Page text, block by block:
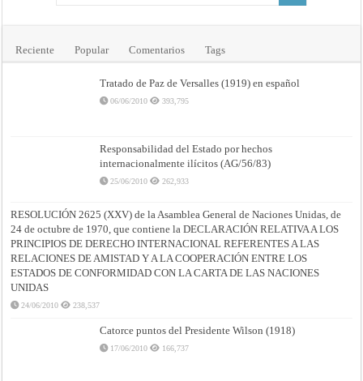
Reciente Popular Comentarios Tags
Tratado de Paz de Versalles (1919) en español
06/06/2010 393,795
Responsabilidad del Estado por hechos
internacionalmente ilícitos (AG/56/83)
25/06/2010 262,933
RESOLUCIÓN 2625 (XXV) de la Asamblea General de Naciones Unidas, de
24 de octubre de 1970, que contiene la DECLARACIÓN RELATIVA A LOS
PRINCIPIOS DE DERECHO INTERNACIONAL REFERENTES A LAS
RELACIONES DE AMISTAD Y A LA COOPERACIÓN ENTRE LOS
ESTADOS DE CONFORMIDAD CON LA CARTA DE LAS NACIONES
UNIDAS
24/06/2010 238,537
Catorce puntos del Presidente Wilson (1918)
17/06/2010 166,737